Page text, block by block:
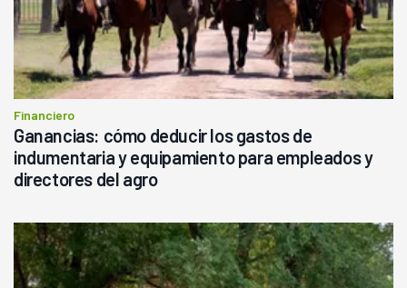
Financiero
Ganancias: cómo deducir los gastos de
indumentaria y equipamiento para empleados y
directores del agro